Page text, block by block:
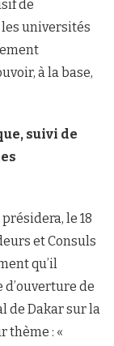
de
les universités
à la base,
suivi de
le 18
et Consuls
qu’il
de
de Dakar sur la
thème : «